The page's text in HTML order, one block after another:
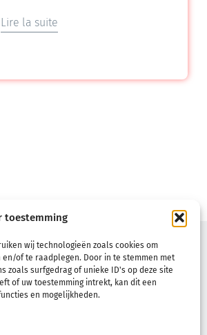
toestemming
wij technologieën zoals cookies om
of te raadplegen. Door in te stemmen met
zoals surfgedrag of unieke ID's op deze site
of uw toestemming intrekt, kan dit een
en mogelijkheden.
Lire la suite
générales d’utilisation
de remboursement et de